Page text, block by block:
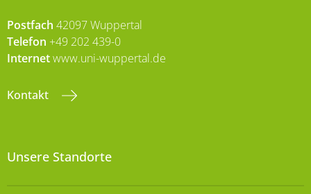
Postfach 42097 Wuppertal
Telefon +49 202 439-0
Internetwww.uni-wuppertal.de
Kontakt
Unsere Standorte